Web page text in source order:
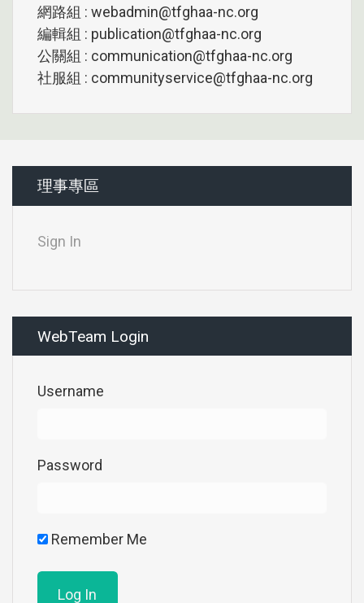
網路組 : webadmin@tfghaa-nc.org
編輯組 : publication@tfghaa-nc.org
公關組 : communication@tfghaa-nc.org
社服組 : communityservice@tfghaa-nc.org
理事專區
Sign In
WebTeam Login
Username
Password
Remember Me